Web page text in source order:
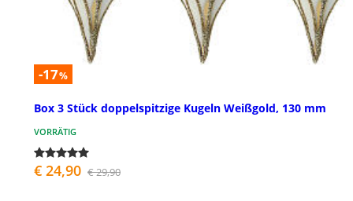
-17%
Box 3 Stück doppelspitzige Kugeln Weißgold, 130 mm
VORRÄTIG
€ 24,90 € 29,90